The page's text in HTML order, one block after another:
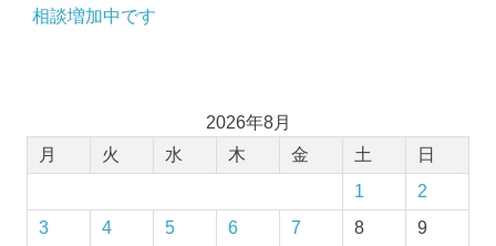
相談増加中です
2026年8月
月
火 水 木 金 土
日
1
2
3
4 5 6 7 8
9